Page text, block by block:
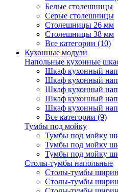
Белые столешницы
Серые столешницы
Столешницы 26 мм
Столешницы 38 мм
Все категории (10)
Кухонные модули
Напольные кухонные
Шкаф кухонный
Шкаф кухонный
Шкаф кухонный
Шкаф кухонный
Шкаф кухонный
Все категории (9)
Тумбы под мойку
Тумбы под мойку
Тумбы под мойку
Тумбы под мойку
Столы-тумбы напольные
Столы-тумбы
Столы-тумбы